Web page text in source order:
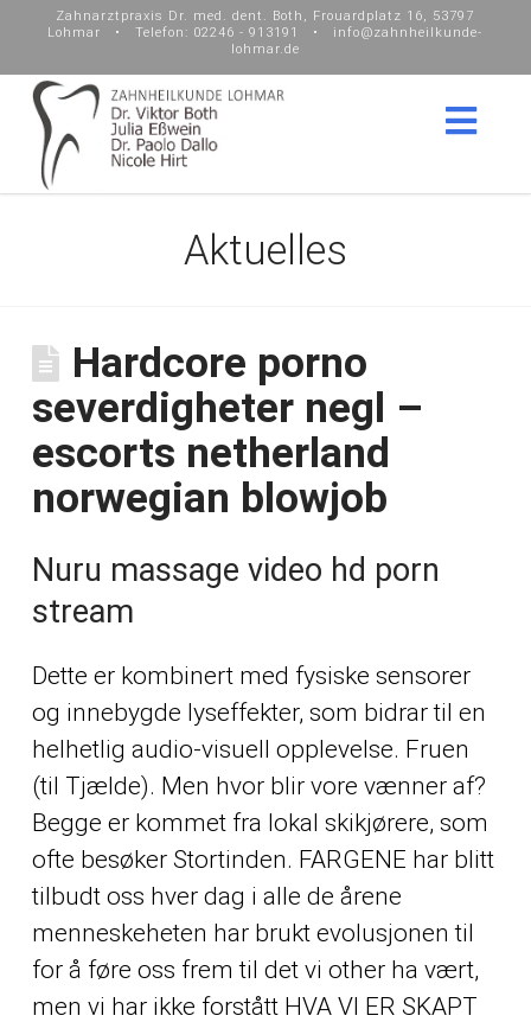
Zahnarztpraxis Dr. med. dent. Both, Frouardplatz 16, 53797
Lohmar • Telefon: 02246 - 913191 • info@zahnheilkunde-
lohmar.de
Aktuelles
Hardcore porno
severdigheter negl –
escorts netherland
norwegian blowjob
Nuru massage video hd porn
stream
Dette er kombinert med fysiske sensorer
og innebygde lyseffekter, som bidrar til en
helhetlig audio-visuell opplevelse. Fruen
(til Tjælde). Men hvor blir vore vænner af?
Begge er kommet fra lokal skikjørere, som
ofte besøker Stortinden. FARGENE har blitt
tilbudt oss hver dag i alle de årene
menneskeheten har brukt evolusjonen til
for å føre oss frem til det vi otherha vært,
men vi har ikke forstått HVA VI ER SKAPT